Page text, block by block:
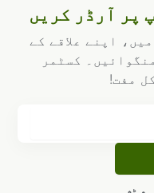
پر آرڈر کریں
اپنے علاقے کے
کسٹمر
مفت!